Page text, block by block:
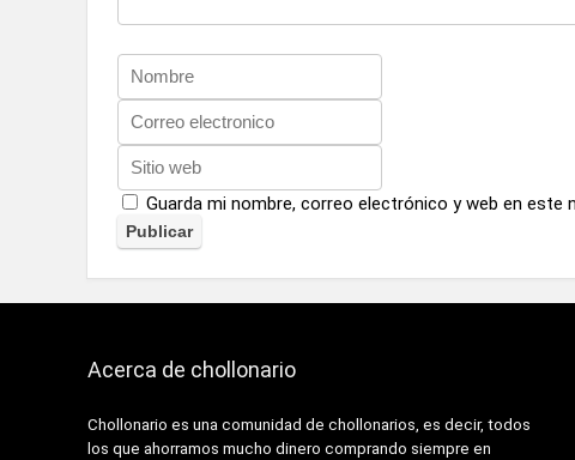
Guarda mi nombre, correo electrónico y web en este
Acerca de chollonario
Chollonario es una comunidad de chollonarios, es decir, todos
los que ahorramos mucho dinero comprando siempre en